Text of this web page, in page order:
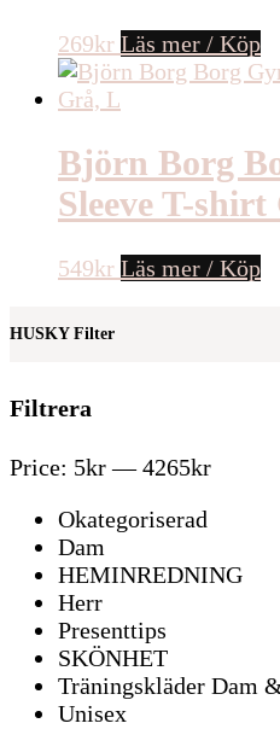
269kr Läs mer / Köp
Björn Borg
Sleeve T-
549kr Läs mer / Köp
HUSKY Filter
Filtrera
Price: 5kr—4265kr
Okategoriserad
Dam
HEMINREDNING
Herr
Presenttips
SKÖNHET
Träningskläder Dam
Unisex